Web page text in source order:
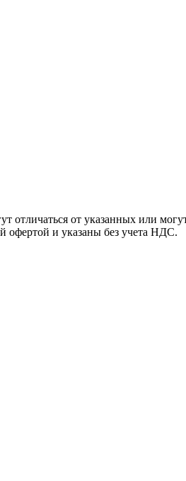
отличаться от указанных или
офертой и указаны без учета НДС.